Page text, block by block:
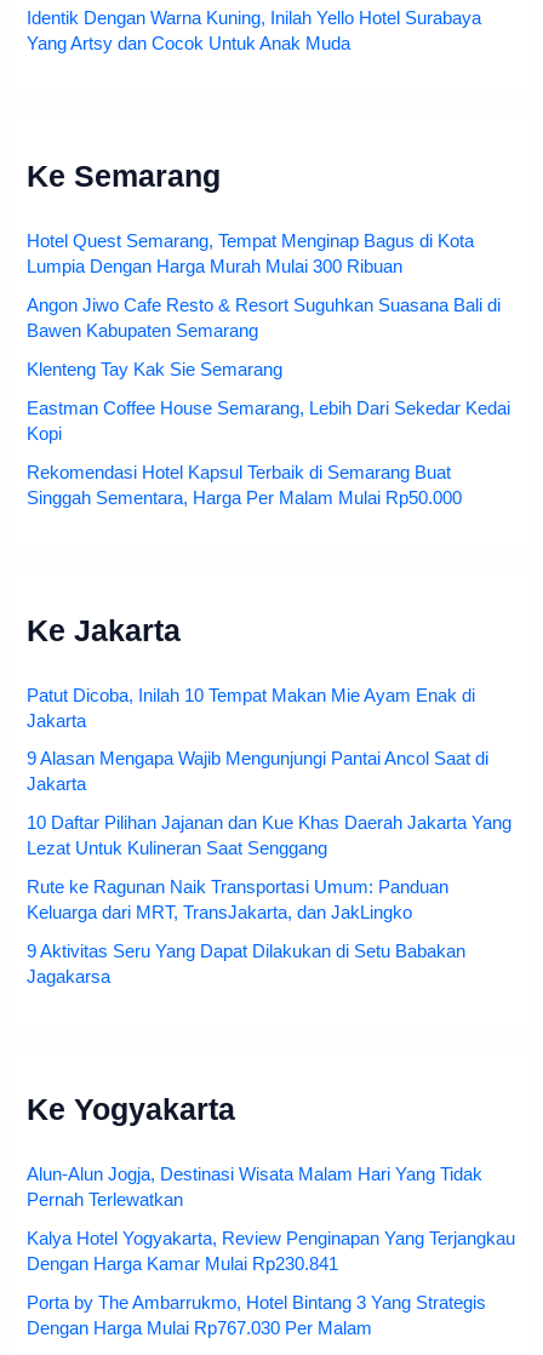
Identik Dengan Warna Kuning, Inilah Yello Hotel Surabaya
Yang Artsy dan Cocok Untuk Anak Muda
Ke Semarang
Hotel Quest Semarang, Tempat Menginap Bagus di Kota
Lumpia Dengan Harga Murah Mulai 300 Ribuan
Angon Jiwo Cafe Resto & Resort Suguhkan Suasana Bali di
Bawen Kabupaten Semarang
Klenteng Tay Kak Sie Semarang
Eastman Coffee House Semarang, Lebih Dari Sekedar Kedai
Kopi
Rekomendasi Hotel Kapsul Terbaik di Semarang Buat
Singgah Sementara, Harga Per Malam Mulai Rp50.000
Ke Jakarta
Patut Dicoba, Inilah 10 Tempat Makan Mie Ayam Enak di
Jakarta
9 Alasan Mengapa Wajib Mengunjungi Pantai Ancol Saat di
Jakarta
10 Daftar Pilihan Jajanan dan Kue Khas Daerah Jakarta Yang
Lezat Untuk Kulineran Saat Senggang
Rute ke Ragunan Naik Transportasi Umum: Panduan
Keluarga dari MRT, TransJakarta, dan JakLingko
9 Aktivitas Seru Yang Dapat Dilakukan di Setu Babakan
Jagakarsa
Ke Yogyakarta
Alun-Alun Jogja, Destinasi Wisata Malam Hari Yang Tidak
Pernah Terlewatkan
Kalya Hotel Yogyakarta, Review Penginapan Yang Terjangkau
Dengan Harga Kamar Mulai Rp230.841
Porta by The Ambarrukmo, Hotel Bintang 3 Yang Strategis
Dengan Harga Mulai Rp767.030 Per Malam